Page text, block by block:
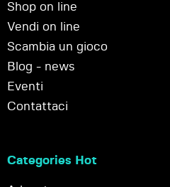
Shop on line
Vendi on line
Scambia un gioco
Blog - news
Eventi
Contattaci
Categories Hot